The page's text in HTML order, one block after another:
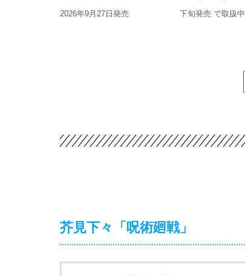
2026年9月27日発売 下旬発売 で取扱中
芥見下々「呪術廻戦」